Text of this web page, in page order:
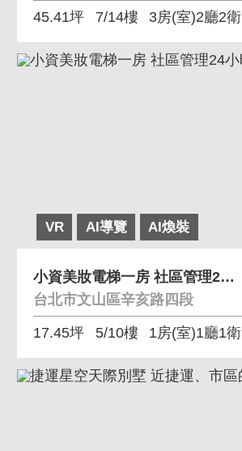
45.41坪 7/14樓 3房(室)2廳2衛
VR AI導覽 AI煥裝
小資美妝電梯一房 社區管理24小時保全
台北市文山區辛亥路四段
17.45坪 5/10樓 1房(室)1廳1衛